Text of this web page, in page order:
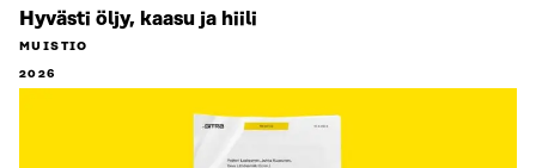
Hyvästi öljy, kaasu ja hiili
MUISTIO
2026